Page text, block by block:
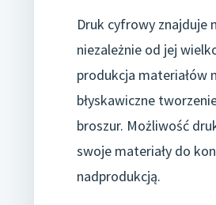
Druk cyfrowy znajduje
niezależnie od jej
produkcja materiałów
błyskawiczne
broszur. Możliwość
swoje materiały do
nadprodukcją.